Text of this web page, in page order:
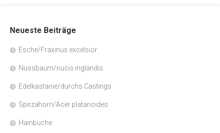
Neueste Beiträge
Esche/Fraxinus excelsior
Nussbaum/nucis inglandis
Edelkastanie/durchs Castings
Spirzahorn/Acer platanoides
Hainbuche